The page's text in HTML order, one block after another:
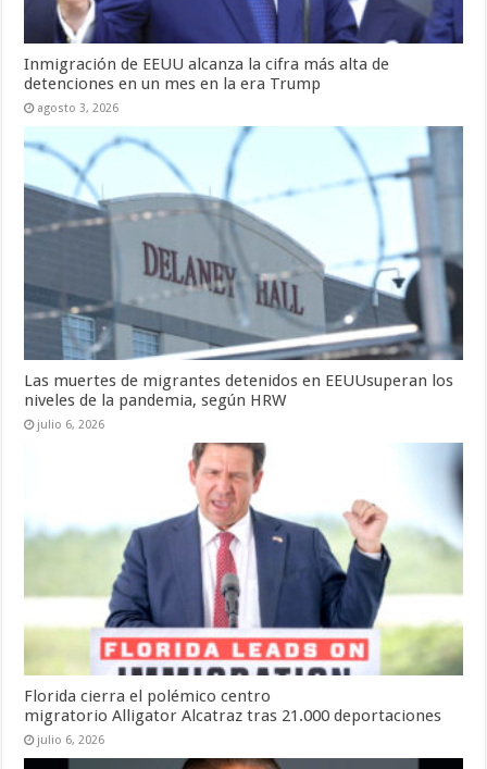
Inmigración de EEUU alcanza la cifra más alta de
detenciones en un mes en la era Trump
agosto 3, 2026
Las muertes de migrantes detenidos en EEUUsuperan los
niveles de la pandemia, según HRW
julio 6, 2026
Florida cierra el polémico centro
migratorio Alligator Alcatraz tras 21.000 deportaciones
julio 6, 2026